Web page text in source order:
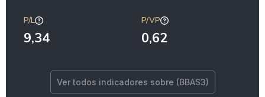
P/L
9,34
P/VP
0,62
Ver todos indicadores sobre (BBAS3)